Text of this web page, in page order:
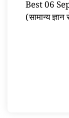
Best 06
(सामान्य